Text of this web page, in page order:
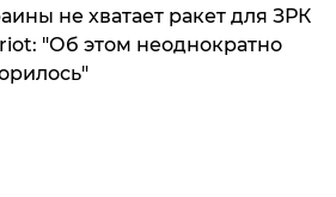
не хватает ракет для ЗРК
"Об этом неоднократно